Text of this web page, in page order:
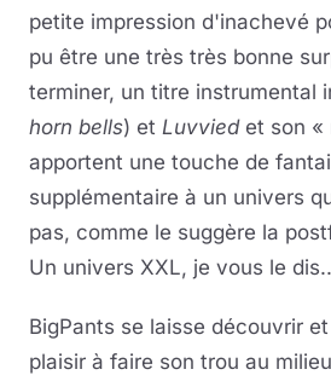
petite impression d'inachevé
pu être une très très bonne
terminer, un titre instrumental
horn bells) et Luvviedet son «
apportent une touche de
supplémentaire à un univers
pas, comme le suggère la
Un univers XXL, je vous le
BigPants se laisse découvrir
plaisir à faire son trou au